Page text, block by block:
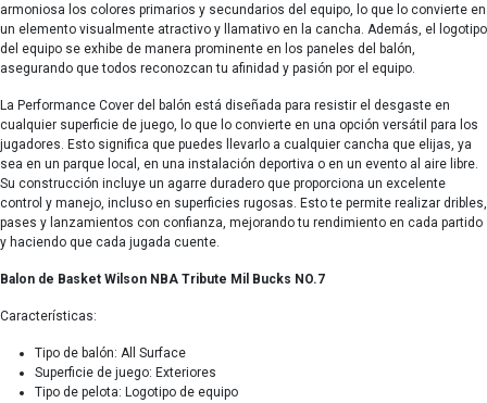
armoniosa los colores primarios y secundarios del equipo, lo que lo convierte en
un elemento visualmente atractivo y llamativo en la cancha. Además, el logotipo
del equipo se exhibe de manera prominente en los paneles del balón,
asegurando que todos reconozcan tu afinidad y pasión por el equipo.
La Performance Cover del balón está diseñada para resistir el desgaste en
cualquier superficie de juego, lo que lo convierte en una opción versátil para los
jugadores. Esto significa que puedes llevarlo a cualquier cancha que elijas, ya
sea en un parque local, en una instalación deportiva o en un evento al aire libre.
Su construcción incluye un agarre duradero que proporciona un excelente
control y manejo, incluso en superficies rugosas. Esto te permite realizar dribles,
pases y lanzamientos con confianza, mejorando tu rendimiento en cada partido
y haciendo que cada jugada cuente.
Balon de Basket Wilson NBA Tribute Mil Bucks NO.7
Características:
Tipo de balón: All Surface
Superficie de juego: Exteriores
Tipo de pelota: Logotipo de equipo